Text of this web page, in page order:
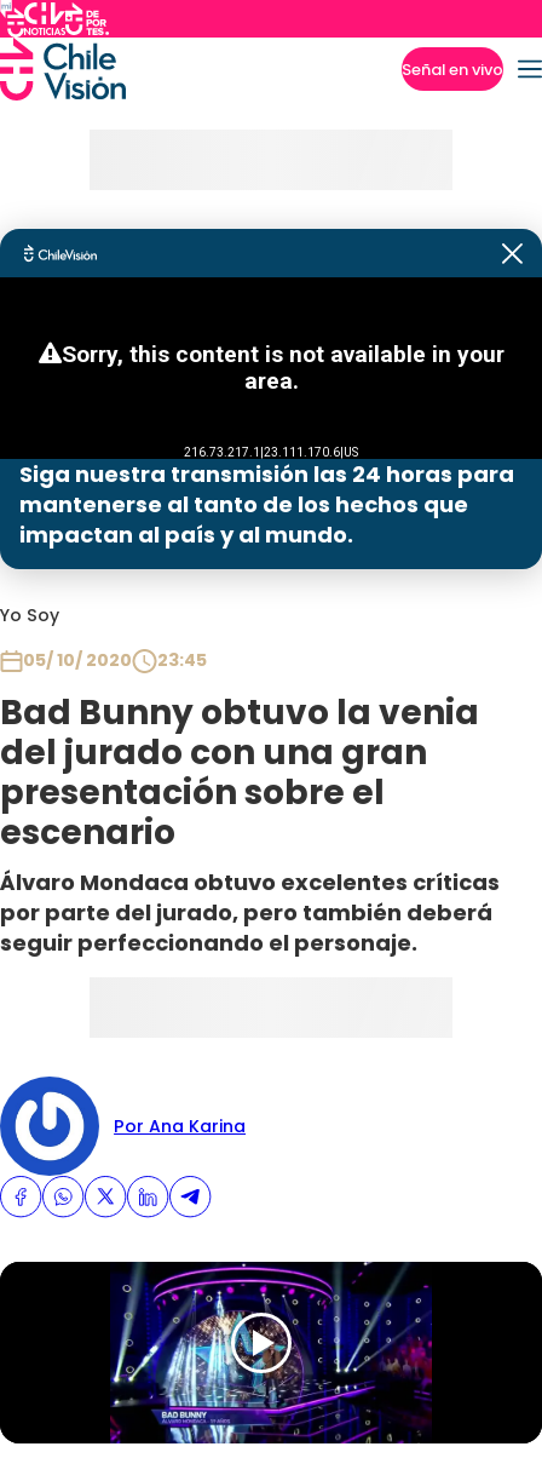
Señal en vivo
Siga nuestra transmisión las 24 horas para
mantenerse al tanto de los hechos que
impactan al país y al mundo.
Yo Soy
05/ 10/ 2020
23:45
Bad Bunny obtuvo la venia
del jurado con una gran
presentación sobre el
escenario
Álvaro Mondaca obtuvo excelentes críticas
por parte del jurado, pero también deberá
seguir perfeccionando el personaje.
Por Ana Karina
Programas
Club De La Comedia
Contigo en Directo
Plan Perfecto
El Tiempo
Sabingo
Todos Los Programas